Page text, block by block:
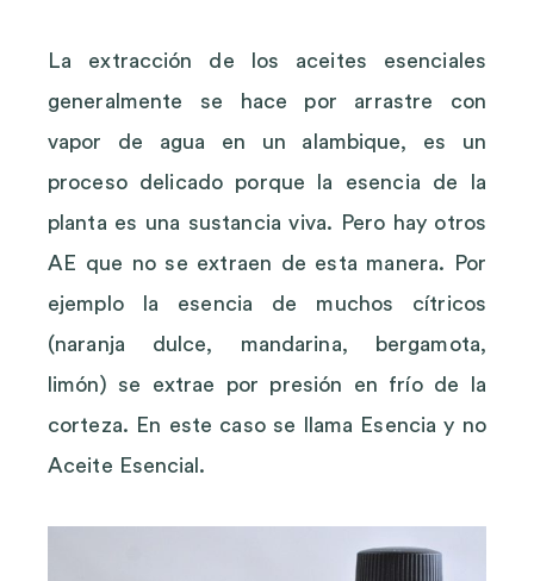
La extracción de los aceites esenciales
generalmente se hace por arrastre con
vapor de agua en un alambique, es un
proceso delicado porque la esencia de la
planta es una sustancia viva. Pero hay otros
AE que no se extraen de esta manera. Por
ejemplo la esencia de muchos cítricos
(naranja dulce, mandarina, bergamota,
limón) se extrae por presión en frío de la
corteza. En este caso se llama Esencia y no
Aceite Esencial.